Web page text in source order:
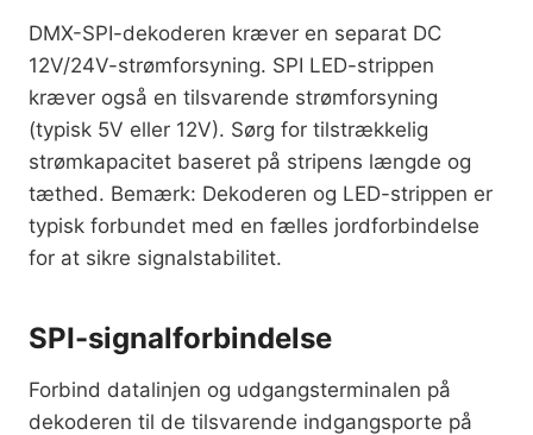
DMX-SPI-dekoderen kræver en separat DC
12V/24V-strømforsyning. SPI LED-strippen
kræver også en tilsvarende strømforsyning
(typisk 5V eller 12V). Sørg for tilstrækkelig
strømkapacitet baseret på stripens længde og
tæthed. Bemærk: Dekoderen og LED-strippen er
typisk forbundet med en fælles jordforbindelse
for at sikre signalstabilitet.
SPI-signalforbindelse
Forbind datalinjen og udgangsterminalen på
dekoderen til de tilsvarende indgangsporte på